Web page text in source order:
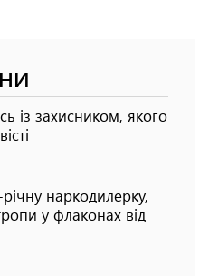
із захисником, якого
наркодилерку,
у флаконах від